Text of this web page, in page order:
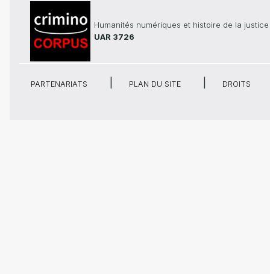
Humanités numériques et histoire de la justice
UAR 3726
PARTENARIATS PLAN DU SITE DROITS